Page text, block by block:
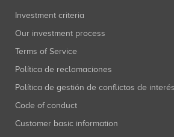
Investment criteria
Our investment process
Terms of Service
Política de reclamaciones
Política de gestión de conflictos de interés
Code of conduct
Customer basic information